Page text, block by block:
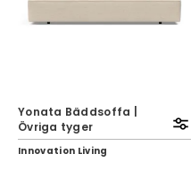
Yonata Bäddsoffa |
Övriga tyger
Innovation Living